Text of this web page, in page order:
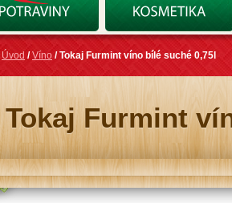
Úvod /Víno / Tokaj Furmint víno bílé suché 0,75l
Tokaj Furmint